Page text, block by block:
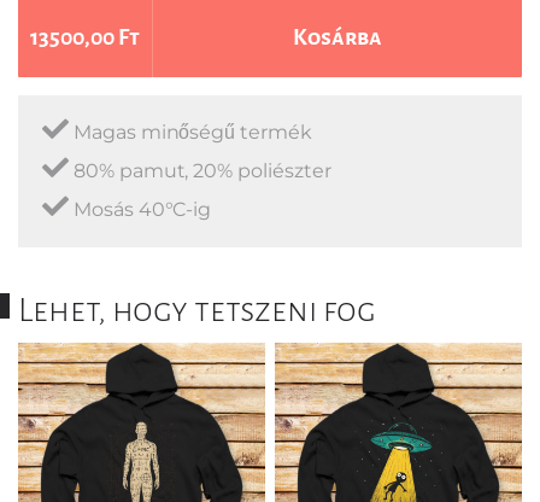
13500,00 Ft Kosárba
Magas minőségű termék
80% pamut, 20% poliészter
Mosás 40°C-ig
Lehet, hogy tetszeni fog